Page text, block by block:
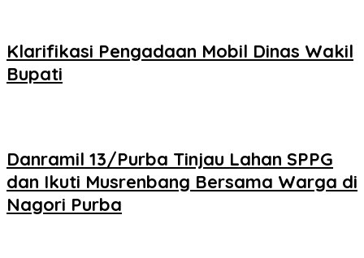
Klarifikasi Pengadaan Mobil Dinas Wakil
Bupati
Danramil 13/Purba Tinjau Lahan SPPG
dan Ikuti Musrenbang Bersama Warga di
Nagori Purba